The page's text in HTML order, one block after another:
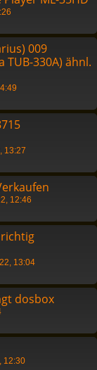
009
TUB-330A) ähnl.
13:27
12:46
richtig
13:04
dosbox
12:30